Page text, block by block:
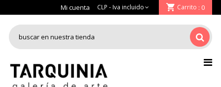
Mi cuenta Carrito : 0